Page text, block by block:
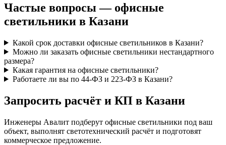
Частые вопросы — офисные
светильники в Казани
Какой срок доставки офисные светильников в Казани?
Можно ли заказать офисные светильники нестандартного
размера?
Какая гарантия на офисные светильники?
Работаете ли вы по 44-ФЗ и 223-ФЗ в Казани?
Запросить расчёт и КП в Казани
Инженеры Авалит подберут офисные светильники под ваш
объект, выполнят светотехнический расчёт и подготовят
коммерческое предложение.